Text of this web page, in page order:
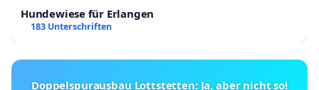
Hundewiese für Erlangen
183 Unterschriften
Doppelspurausbau Lottstetten: Ja, aber nicht so!